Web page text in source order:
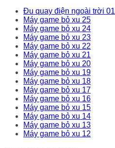
Đu quay điện ngoài trời 01
Máy game bỏ xu 25
Máy game bỏ xu 24
Máy game bỏ xu 23
Máy game bỏ xu 22
Máy game bỏ xu 21
Máy game bỏ xu 20
Máy game bỏ xu 19
Máy game bỏ xu 18
Máy game bỏ xu 17
Máy game bỏ xu 16
Máy game bỏ xu 15
Máy game bỏ xu 14
Máy game bỏ xu 13
Máy game bỏ xu 12